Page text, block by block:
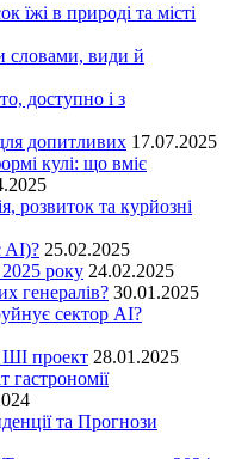
їжі в природі та місті
словами, види й
доступно і з
допитливих 17.07.2025
кулі: що вміє
розвиток та курйозні
AI)? 25.02.2025
року 24.02.2025
генералів? 30.01.2025
сектор АІ?
проект 28.01.2025
гастрономії
та Прогнози